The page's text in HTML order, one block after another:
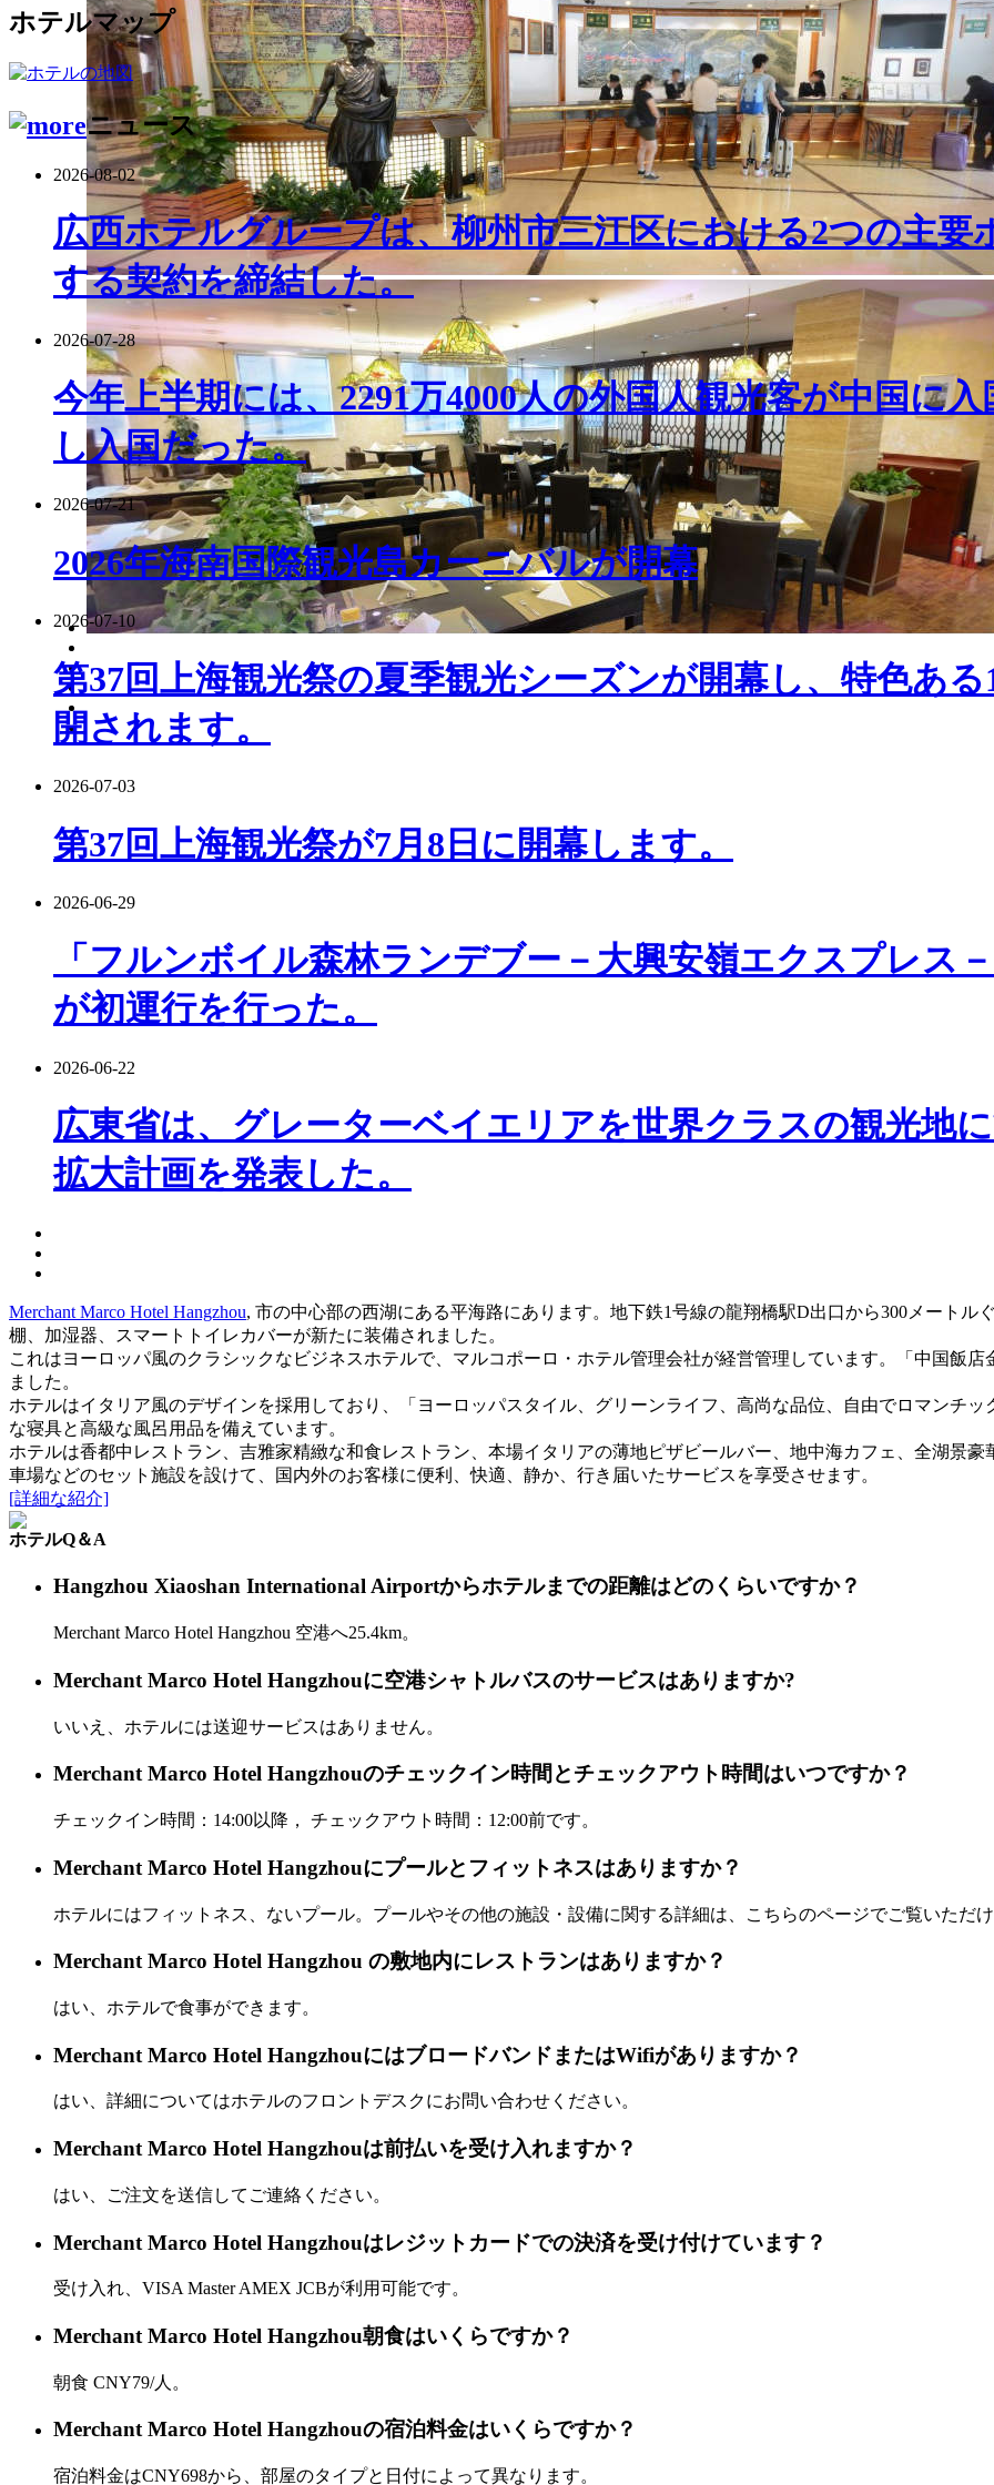
ホテルマップ
ニュース
2026-08-02
広西ホテルグループは、柳州市三江区における2つの主
する契約を締結した。
2026-07-28
今年上半期には、2291万4000人の外国人観光客が中国に
し入国だった。
2026-07-21
2026年海南国際観光島カーニバルが開幕
2026-07-10
第37回上海観光祭の夏季観光シーズンが開幕し、特色あ
開されます。
2026-07-03
第37回上海観光祭が7月8日に開幕します。
2026-06-29
「フルンボイル森林ランデブー－大興安嶺エクスプレス
が初運行を行った。
2026-06-22
広東省は、グレーターベイエリアを世界クラスの観光地
拡大計画を発表した。
Merchant Marco Hotel Hangzhou, 市の中心部の西湖にある平海路にあります。地下鉄1号線の龍翔橋駅D出口から300メートル
棚、加湿器、スマートトイレカバーが新たに装備されました。
これはヨーロッパ風のクラシックなビジネスホテルで、マルコポーロ・ホテル管理会社が経営管理しています。「中国飯
ました。
ホテルはイタリア風のデザインを採用しており、「ヨーロッパスタイル、グリーンライフ、高尚な品位、自由でロマンチ
な寝具と高級な風呂用品を備えています。
ホテルは香都中レストラン、吉雅家精緻な和食レストラン、本場イタリアの薄地ピザビールバー、地中海カフェ、全湖景
車場などのセット施設を設けて、国内外のお客様に便利、快適、静か、行き届いたサービスを享受させます。
[詳細な紹介]
ホテルQ＆A
Hangzhou Xiaoshan International Airportからホテルまでの距離はどのくらいですか？
Merchant Marco Hotel Hangzhou 空港へ25.4km。
Merchant Marco Hotel Hangzhouに空港シャトルバスのサービスはありますか?
いいえ、ホテルには送迎サービスはありません。
Merchant Marco Hotel Hangzhouのチェックイン時間とチェックアウト時間はいつですか？
チェックイン時間：14:00以降， チェックアウト時間：12:00前です。
Merchant Marco Hotel Hangzhouにプールとフィットネスはありますか？
ホテルにはフィットネス、ないプール。プールやその他の施設・設備に関する詳細は、こちらのページでご覧いただ
Merchant Marco Hotel Hangzhou の敷地内にレストランはありますか？
はい、ホテルで食事ができます。
Merchant Marco Hotel HangzhouにはブロードバンドまたはWifiがありますか？
はい、詳細についてはホテルのフロントデスクにお問い合わせください。
Merchant Marco Hotel Hangzhouは前払いを受け入れますか？
はい、ご注文を送信してご連絡ください。
Merchant Marco Hotel Hangzhouはレジットカードでの決済を受け付けています？
受け入れ、VISA Master AMEX JCBが利用可能です。
Merchant Marco Hotel Hangzhou朝食はいくらですか？
朝食 CNY79/人。
Merchant Marco Hotel Hangzhouの宿泊料金はいくらですか？
宿泊料金はCNY698から、部屋のタイプと日付によって異なります。